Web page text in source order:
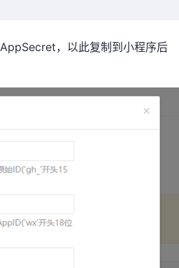
AppSecret，以此复制到小程序后